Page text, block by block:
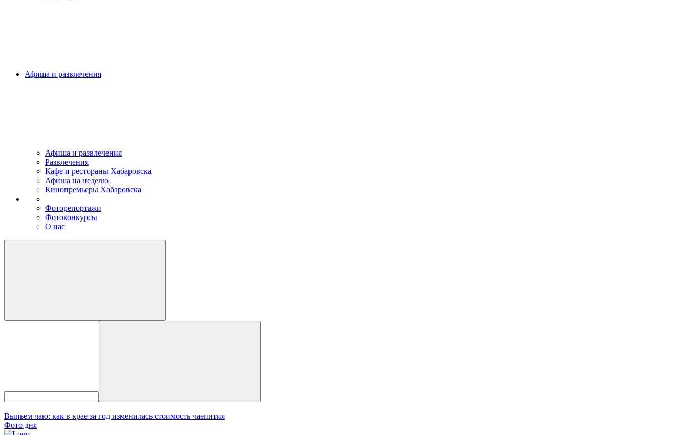
Афиша и развлечения
Афиша и развлечения
Развлечения
Кафе и рестораны Хабаровска
Афиша на неделю
Кинопремьеры Хабаровска
Фоторепортажи
Фотоконкурсы
О нас
Выпьем чаю: как в крае за год изменилась стоимость чаепития
Фото дня